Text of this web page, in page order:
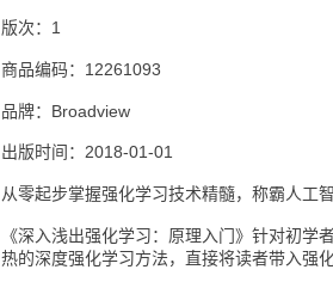
版次：1
商品编码：12261093
品牌：Broadview
出版时间：2018-01-01
从零起步掌握强化学习技术精髓，称霸人工智
《深入浅出强化学习：原理入门》针对初
热的深度强化学习方法，直接将读者带入强